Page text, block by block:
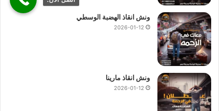
ونش انقاذ الهضبة الوسطي
2026-01-12
ونش انقاذ مارينا
2026-01-12